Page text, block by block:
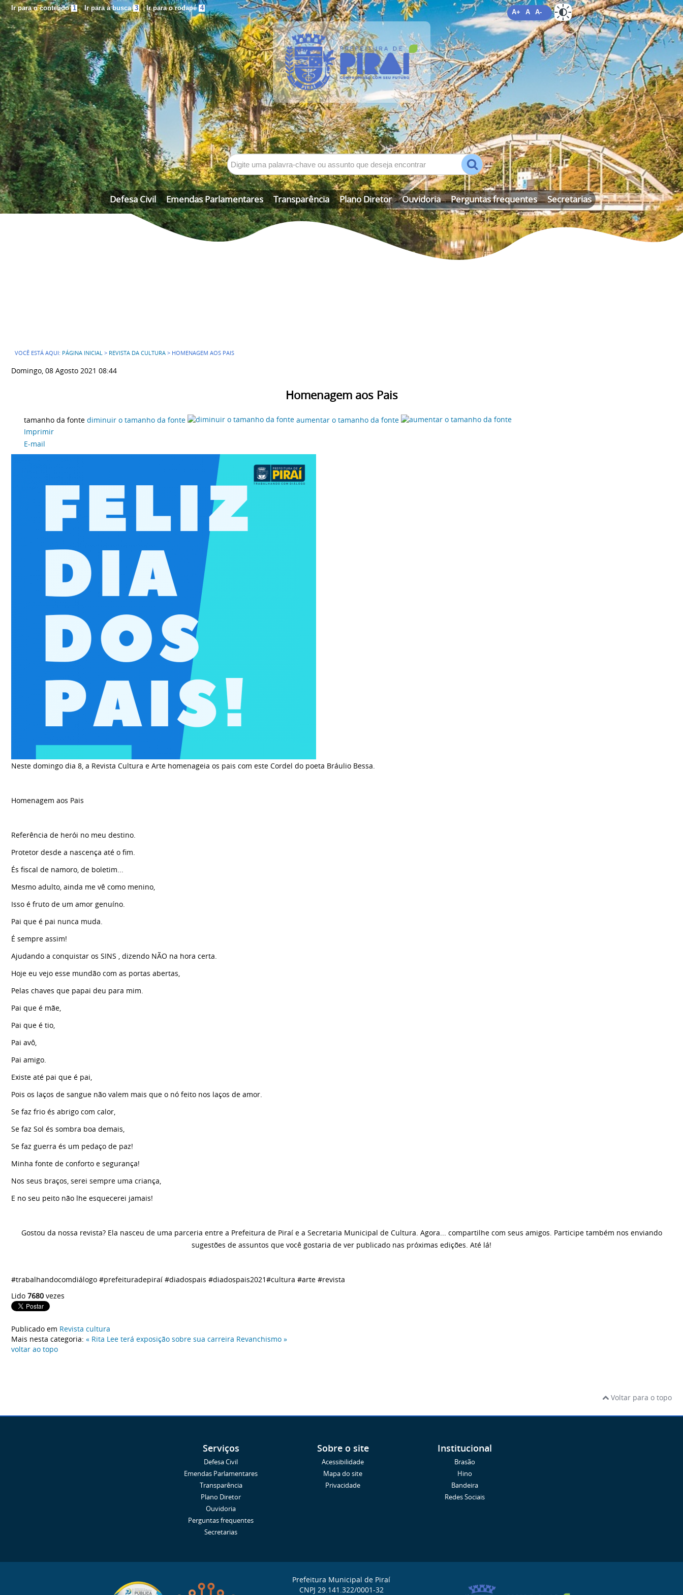
Ir para o conteúdo 1 Ir para a busca 3 Ir para o rodapé 4
ALTO CONTRASTE MAPA DO SITE
A+ A A-
Defesa Civil Emendas Parlamentares Transparência Plano Diretor Ouvidoria Perguntas frequentes Secretarias
VOCÊ ESTÁ AQUI: PÁGINA INICIAL > REVISTA DA CULTURA > HOMENAGEM AOS PAIS
Domingo, 08 Agosto 2021 08:44
Homenagem aos Pais
tamanho da fonte diminuir o tamanho da fonte
aumentar o tamanho da fonte
Imprimir
E-mail
Neste domingo dia 8, a Revista Cultura e Arte homenageia os pais com este Cordel do poeta Bráulio Bessa.
Homenagem aos Pais
Referência de herói no meu destino.
Protetor desde a nascença até o fim.
És fiscal de namoro, de boletim...
Mesmo adulto, ainda me vê como menino,
Isso é fruto de um amor genuíno.
Pai que é pai nunca muda.
É sempre assim!
Ajudando a conquistar os SINS , dizendo NÃO na hora certa.
Hoje eu vejo esse mundão com as portas abertas,
Pelas chaves que papai deu para mim.
Pai que é mãe,
Pai que é tio,
Pai avô,
Pai amigo.
Existe até pai que é pai,
Pois os laços de sangue não valem mais que o nó feito nos laços de amor.
Se faz frio és abrigo com calor,
Se faz Sol és sombra boa demais,
Se faz guerra és um pedaço de paz!
Minha fonte de conforto e segurança!
Nos seus braços, serei sempre uma criança,
E no seu peito não lhe esquecerei jamais!
Gostou da nossa revista? Ela nasceu de uma parceria entre a Prefeitura de Piraí e a Secretaria Municipal de Cultura. Agora... compartilhe com seus amigos. Participe também nos enviando
sugestões de assuntos que você gostaria de ver publicado nas próximas edições. Até lá!
#trabalhandocomdiálogo #prefeituradepiraí #diadospais #diadospais2021#cultura #arte #revista
Lido 7680 vezes
Publicado em Revista cultura
Mais nesta categoria: « Rita Lee terá exposição sobre sua carreira Revanchismo »
voltar ao topo
Voltar para o topo
Serviços
Defesa Civil
Emendas Parlamentares
Transparência
Plano Diretor
Ouvidoria
Perguntas frequentes
Secretarias
Sobre o site
Acessibilidade
Mapa do site
Privacidade
Institucional
Brasão
Hino
Bandeira
Redes Sociais
Prefeitura Municipal de Piraí
CNPJ 29.141.322/0001-32